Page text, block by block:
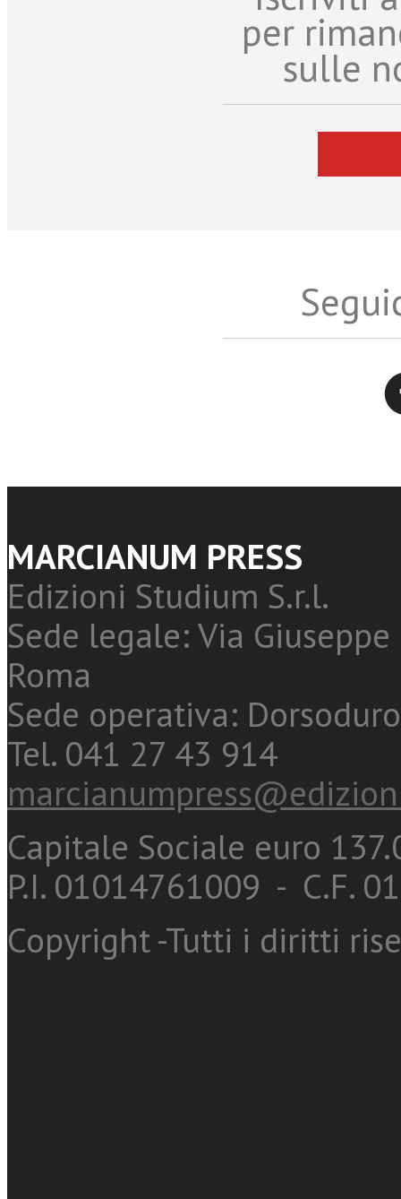
per
sulle
MARCIANUM PRESS
Edizioni Studium S.r.l.
Sede legale: Via
Roma
Sede operativa:
Tel. 041 27 43 914
Capitale Sociale euro
P.I. 01014761009 - C.F.
Copyright -Tutti i diritti